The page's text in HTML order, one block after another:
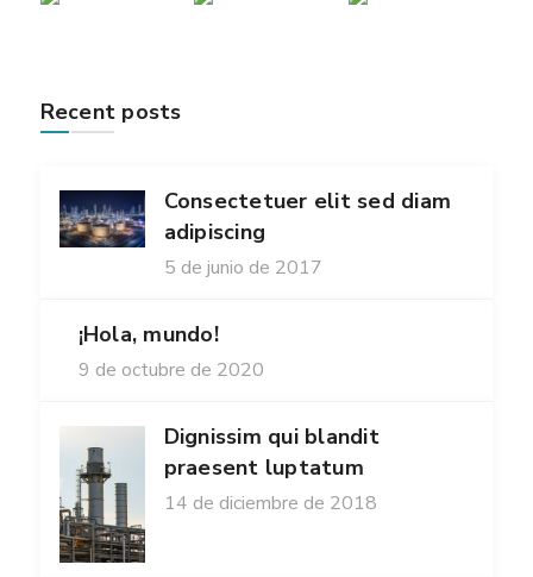
Recent posts
Consectetuer elit sed diam
adipiscing
5 de junio de 2017
¡Hola, mundo!
9 de octubre de 2020
Dignissim qui blandit
praesent luptatum
14 de diciembre de 2018